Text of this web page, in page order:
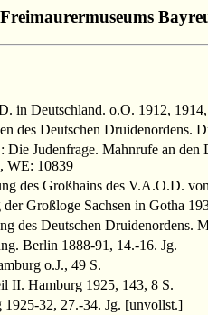
in Deutschland. o.O. 1912,
des Deutschen Druidenordens.
Judenfrage. Mahnrufe an den
WE: 10839
des Großhains des V.A.O.D.
Großloge Sachsen in Gotha
des Deutschen Druidenordens.
Berlin 1888-91, 14.-16. Jg.
o.J., 49 S.
II. Hamburg 1925, 143, 8 S.
32, 27.-34. Jg. [unvollst.]